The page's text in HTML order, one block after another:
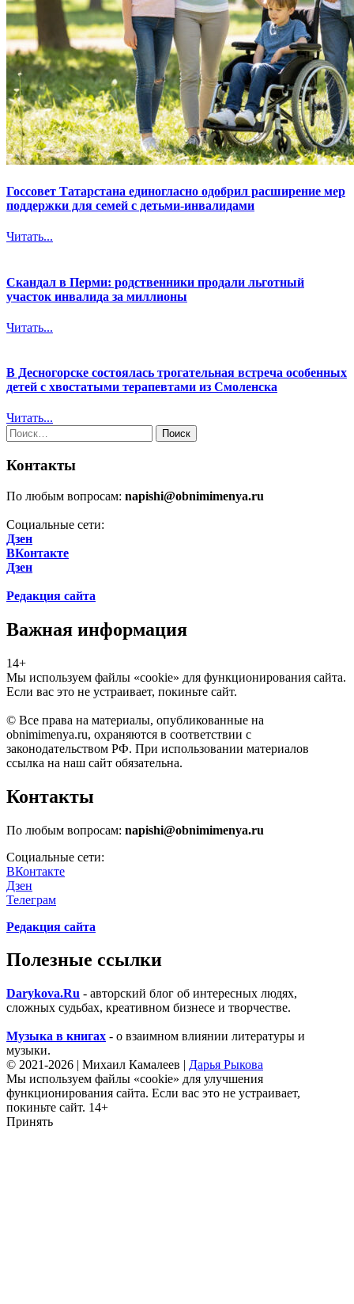
Госсовет Татарстана единогласно одобрил расширение мер
поддержки для семей с детьми-инвалидами
Читать...
Скандал в Перми: родственники продали льготный
участок инвалида за миллионы
Читать...
В Десногорске состоялась трогательная встреча особенных
детей с хвостатыми терапевтами из Смоленска
Читать...
Найти:
Контакты
По любым вопросам: napishi@obnimimenya.ru
Социальные сети:
Дзен
ВКонтакте
Дзен
Редакция сайта
Важная информация
14+
Мы используем файлы «cookie» для функционирования сайта.
Если вас это не устраивает, покиньте сайт.
© Все права на материалы, опубликованные на
obnimimenya.ru, охраняются в соответствии с
законодательством РФ. При использовании материалов
ссылка на наш сайт обязательна.
Контакты
По любым вопросам: napishi@obnimimenya.ru
Социальные сети:
ВКонтакте
Дзен
Телеграм
Редакция сайта
Полезные ссылки
Darykova.Ru - авторский блог об интересных людях,
сложных судьбах, креативном бизнесе и творчестве.
Музыка в книгах - о взаимном влиянии литературы и
музыки.
© 2021-2026 | Михаил Камалеев | Дарья Рыкова
Мы используем файлы «cookie» для улучшения
функционирования сайта. Если вас это не устраивает,
покиньте сайт. 14+
Принять